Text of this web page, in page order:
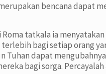
bencana
tatkala ia
bagi setiap orang
dapat
bagi sorga. Percayalah